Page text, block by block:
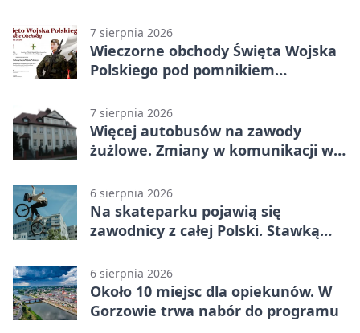
7 sierpnia 2026
Wieczorne obchody Święta Wojska
Polskiego pod pomnikiem
7 sierpnia 2026
Więcej autobusów na zawody
żużlowe. Zmiany w komunikacji w
6 sierpnia 2026
Na skateparku pojawią się
zawodnicy z całej Polski. Stawką
6 sierpnia 2026
Około 10 miejsc dla opiekunów. W
Gorzowie trwa nabór do programu